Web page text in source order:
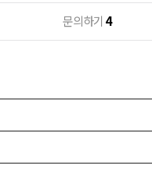
문의하기 4